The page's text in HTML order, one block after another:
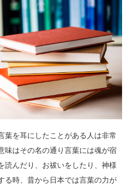
葉を耳にしたことがある人は非常
味はその名の通り言葉には魂が宿
読んだり、お祓いをしたり、神様
る時、昔から日本では言葉の力が